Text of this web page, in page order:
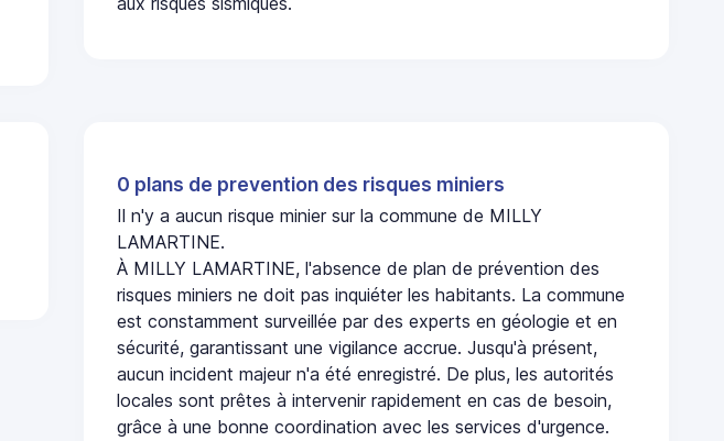
0 plans de prevention des risques miniers
Il n'y a aucun risque minier sur la commune de MILLY
LAMARTINE.
À MILLY LAMARTINE, l'absence de plan de prévention des
risques miniers ne doit pas inquiéter les habitants. La commune
est constamment surveillée par des experts en géologie et en
sécurité, garantissant une vigilance accrue. Jusqu'à présent,
aucun incident majeur n'a été enregistré. De plus, les autorités
locales sont prêtes à intervenir rapidement en cas de besoin,
grâce à une bonne coordination avec les services d'urgence.